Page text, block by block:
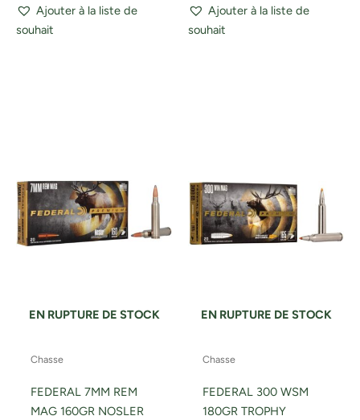
Ajouter à la liste de
souhait
Ajouter à la liste de
souhait
EN RUPTURE DE STOCK
Chasse
FEDERAL 7MM REM
MAG 160GR NOSLER
EN RUPTURE DE STOCK
Chasse
FEDERAL 300 WSM
180GR TROPHY